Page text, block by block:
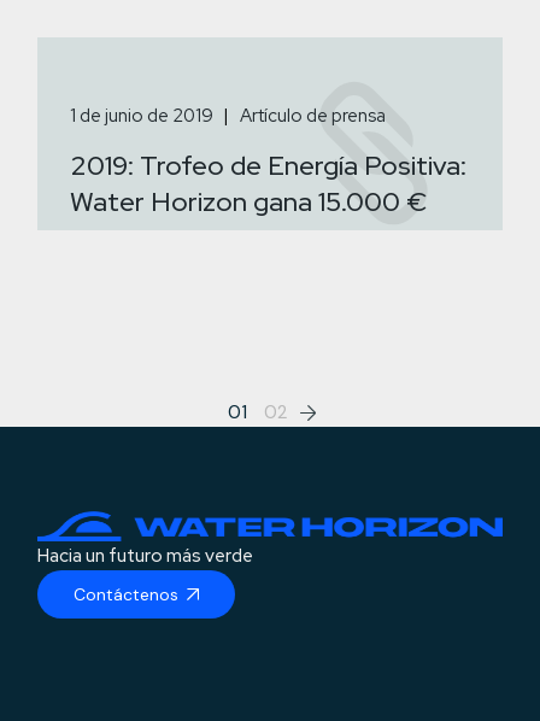
1 de junio de 2019 Artículo de prensa
2019: Trofeo de Energía Positiva:
Water Horizon gana 15.000 €
01 02
Hacia un futuro más verde
Contáctenos